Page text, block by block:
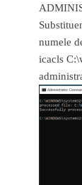
numele
icacls